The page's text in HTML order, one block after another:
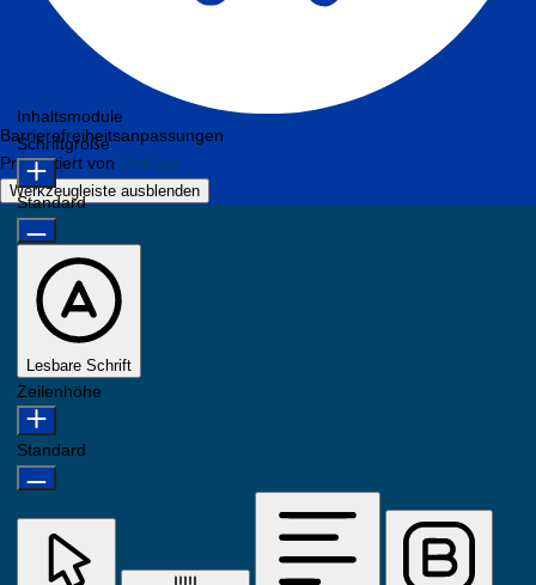
Barrierefreiheitsanpassungen
Präsentiert von OneTap
Werkzeugleiste ausblenden
Inhaltsmodule
Schriftgröße
Standard
Lesbare Schrift
Zeilenhöhe
Standard